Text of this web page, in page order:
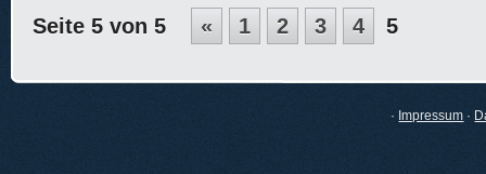
Seite 5 von 5 « 1 2 3 4 5
· Impressum ·